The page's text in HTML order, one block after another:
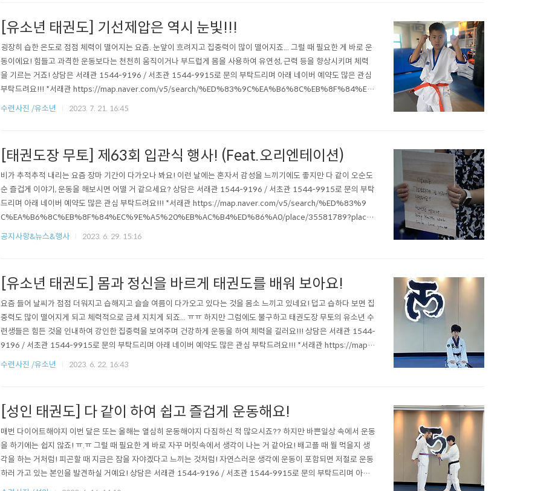
[유소년 태권도] 기선제압은 역시 눈빛!!!
굉장히 습한 온도로 점점 체력이 떨어지는 요즘. 눈앞이 흐려지고 집중력이 많이 떨어지죠... 그럴 때 필요한 게 바로 운
동이에요! 힘들고 과격한 운동보다는 천천히 움직이거나 부드럽게 몸을 사용하여 유연성, 근력 등을 향상시키며 체력
을 기르는 거죠! 상담은 서래관 1544-9196 / 서초관 1544-9915로 문의 부탁드리며 아래 네이버 예약도 많은 관심
부탁드려요!!! *서래관 https://map.naver.com/v5/search/%ED%83%9C%EA%B6%8C%EB%8F%84%E
C%9E%A5%20%EB%AC%B4%ED%86%A0/place/35581789?placePath=%3Fentry=pll%26from=nx%
수련사진 /유소년 2023. 7. 21. 16:45
[태권도장 무토] 제63회 입관식 행사! (Feat.오리엔테이션)
비가 추적추적 내리는 요즘 장마 기간이 다가오나 봐요! 이런 날에는 혼자서 감성을 느끼기에도 좋지만 다 같이 오순도
순 즐겁게 이야기, 운동을 해보시면 어떨 거 같으세요? 상담은 서래관 1544-9196 / 서초관 1544-9915로 문의 부탁
드리며 아래 네이버 예약도 많은 관심 부탁드려요!!! *서래관 https://map.naver.com/v5/search/%ED%83%9
C%EA%B6%8C%EB%8F%84%EC%9E%A5%20%EB%AC%B4%ED%86%A0/place/35581789?place
Path=%3Fentry=pll%26from=nx%26fromNxList=true 네이버 지도 태권도장무토 서래관 map.naver.com *서
공지사항&뉴스&행사 2023. 6. 29. 15:16
[유소년 태권도] 몸과 정신을 바르게 태권도를 배워 보아요!
요즘 들어 날씨가 점점 더워지고 습해지고 슬슬 여름이 다가오고 있다는 것을 몸소 느끼고 있네요! 덥고 습하다 보면 집
중력도 많이 떨어지게 되고 체력적으로 금세 지치게 되죠... ㅠㅠ 하지만 그럼에도 불구하고 태권도장 무토의 유소년 수
련생들은 힘든 것을 인내하여 강인한 집중력을 보여주며 건강하게 운동을 하여 체력을 길러요!!! 상담은 서래관 1544-
9196 / 서초관 1544-9915로 문의 부탁드리며 아래 네이버 예약도 많은 관심 부탁드려요!!! *서래관 https://map.n
aver.com/v5/search/%ED%83%9C%EA%B6%8C%EB%8F%84%EC%9E%A5%20%EB%AC%B4%E
수련사진 /유소년 2023. 6. 22. 16:43
[성인 태권도] 다 같이 하여 쉽고 즐겁게 운동해요!
매번 다이어트해야지 이번 달은 또는 올해는 열심히 운동해야지 다짐하신 적 많으시죠?? 하지만 바쁜일상 속에서 운동
을 하기에는 쉽지 않죠! ㅠ.ㅠ 그럴 때 필요한 게 바로 자꾸 머릿속에서 생각이 나는 거 같아요! 배고플 때 뭘 먹을지 생
각을 하는 거처럼! 피곤할 때 지금은 잠을 자야겠다고 느끼는 것처럼! 자연스러운 생각에 운동이 포함되면 저절로 운동
하러 가고 있는 본인을 발견하실 거예요! 상담은 서래관 1544-9196 / 서초관 1544-9915로 문의 부탁드리며 아래
네이버 예약도 많은 관심 부탁드려요!!! *서래관 https://map.naver.com/v5/search/%ED%83%9C%EA%B6%